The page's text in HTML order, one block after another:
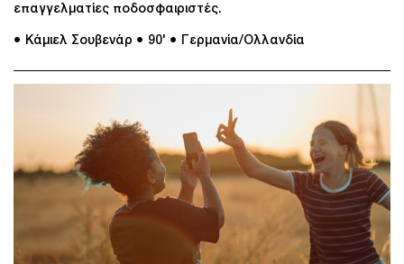
επαγγελματίες ποδοσφαιριστές.
● Κάμιελ Σουβενάρ ● 90' ● Γερμανία/Ολλανδία